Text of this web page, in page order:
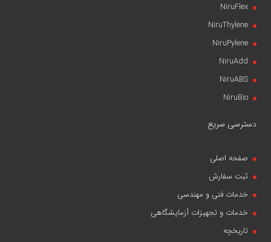
NiruFlex
NiruThylene
NiruPylene
NiruAdd
NiruABS
NiruBio
دسترسی سریع
صفحه اصلی
ثبت سفارش
خدمات فنی و مهندسی
خدمات و تجهیزات آزمایشگاهی
تاریخچه